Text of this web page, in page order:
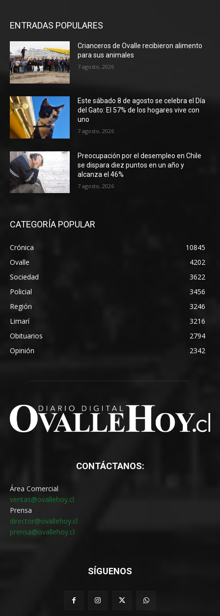
ENTRADAS POPULARES
Crianceros de Ovalle recibieron alimento
para sus animales
7 agosto, 2026
Este sábado 8 de agosto se celebra el Día
del Gato: El 57% de los hogares vive con
uno
7 agosto, 2026
Preocupación por el desempleo en Chile
se dispara diez puntos en un año y
alcanza el 46%
7 agosto, 2026
CATEGORÍA POPULAR
Crónica
10845
Ovalle
4202
Sociedad
3622
Policial
3456
Región
3246
Limarí
3216
Obituarios
2794
Opinión
2342
CONTÁCTANOS:
Área Comercial
ventas@ovallehoy.cl
Prensa
director@ovallehoy.cl
prensa@ovallehoy.cl
SÍGUENOS